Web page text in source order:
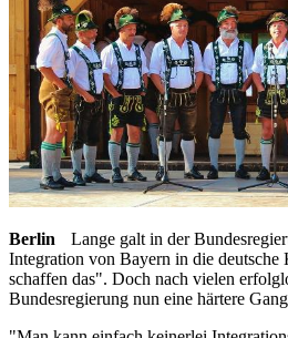
Berlin
Lange galt in der
Integration von Bayern in die
schaffen das". Doch nach vielen
Bundesregierung nun eine härtere